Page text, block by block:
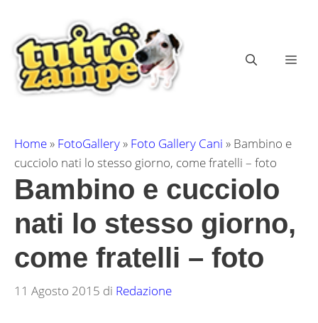
contenuto
Home» FotoGallery» Foto Gallery Cani » Bambino e
cucciolo nati lo stesso giorno, come fratelli – foto
Bambino e cucciolo
nati lo stesso giorno,
come fratelli – foto
11 Agosto 2015 di Redazione